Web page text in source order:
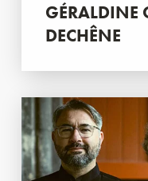
GÉRALDINE
DECHÊNE